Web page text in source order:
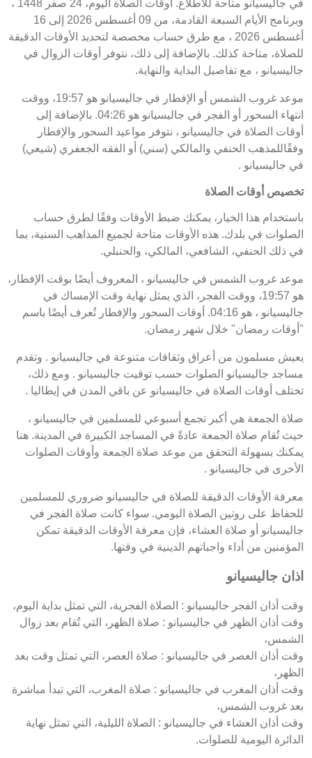
في جاليسيانو متاحة للاطلاع. أوقات الصلاة اليوم، 24 صفر 1448 ،
وبرنامج الأيام السبعة القادمة، من 09 أغسطس 2026 إلى 16
أغسطس 2026 ، مع طرق حساب مخصصة لتحديد الأوقات الدقيقة
للصلاة، متاحة كذلك. بالإضافة إلى ذلك، نتوفر أوقات الزوال في
جاليسيانو ، مع تفاصيل البداية والنهاية.
موعد غروب الشمس أو الإفطار في جاليسيانو هو 19:57، ووقت
انتهاء السحور أو الفجر في جاليسيانو هو 04:26. بالإضافة إلى
أوقات الصلاة في جاليسيانو ، نتوفر مواعيد السحور والإفطار
وفقًاللمذهب الحنفي والمالكي (سني) أو الفقه الجعفري (شيعي)
في جاليسيانو .
تخصيص أوقات الصلاة
باستخدام هذا الخيار، يمكنك ضبط الأوقات وفقًا لطرق حساب
الصلوات في بلدك. هذه الأوقات متاحة لجميع المذاهب السنية، بما
في ذلك الحنفي، الشافعي، المالكي، والحنبلي.
موعد غروب الشمس في جاليسيانو ، المعروف أيضًا بوقت الإفطار،
هو 19:57، ووقت الفجر، الذي يمثل نهاية وقت الإمساك في
جاليسيانو ، هو 04:16. أوقات السحور والإفطار تُعرف أيضًا باسم
"أوقات رمضان" خلال شهر رمضان.
يعيش مسلمون من أعراق وثقافات متنوعة في جاليسيانو . وتقدم
مساجد جاليسيانو الصلوات حسب توقيت جاليسيانو . ومع ذلك،
تختلف أوقات الصلاة في جاليسيانو عن باقي المدن في إيطاليا .
صلاة الجمعة هي أكبر تجمع أسبوعي للمسلمين في جاليسيانو ،
حيث تُقام صلاة الجمعة عادةً في المساجد الكبيرة في المدينة. هنا
يمكنك بسهولة التحقق من موعد صلاة الجمعة وأوقات الصلوات
الأخرى في جاليسيانو .
معرفة الأوقات الدقيقة للصلاة في جاليسيانو ضروري للمسلمين
للحفاظ على روتين الصلاة اليومي. سواء كانت صلاة الفجر في
جاليسيانو أو صلاة العشاء، فإن معرفة الأوقات الدقيقة تمكن
المؤمنين من أداء واجباتهم الدينية في وقتها.
اذان جاليسيانو
وقت أذان الفجر جاليسيانو : الصلاة الفجرية، التي تمثل بداية اليوم،
وقت أذان الظهر في جاليسيانو : صلاة الظهر، التي تُقام بعد زوال
الشمس،
وقت أذان العصر في جاليسيانو : صلاة العصر، التي تمثل وقت بعد
الظهر،
وقت أذان المغرب في جاليسيانو : صلاة المغرب، التي تبدأ مباشرة
بعد غروب الشمس،
وقت أذان العشاء في جاليسيانو : الصلاة الليلية، التي تمثل نهاية
الدائرة اليومية للصلوات.